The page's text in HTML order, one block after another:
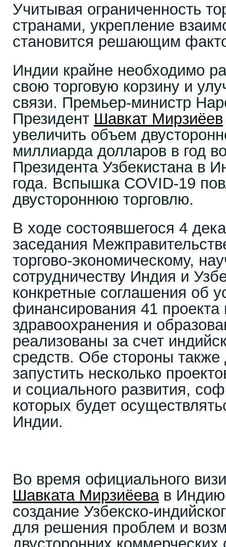
Учитывая ограниченность
странами, укрепление
становится решающим
Индии крайне необходимо
свою торговую корзину и
связи. Премьер-министр
Президент Шавкат Мирзиёев
увеличить объем
миллиарда долларов в год
Президента Узбекистана в
года. Вспышка COVID-19
двустороннюю торговлю.
В ходе состоявшегося 4
заседания
торгово-экономическому,
сотрудничеству Индия и
конкретные соглашения об
финансирования 41
здравоохранения и
реализованы за счет
средств. Обе стороны также
запустить несколько
и социального развития,
которых будет
Индии.
Во время официального
Шавката Мирзиёевав Индию
создание Узбекско-
для решения проблем и